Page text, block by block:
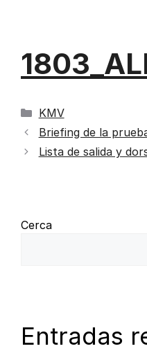
KMV
Briefing de la
Lista de salida y
Cerca
Entradas